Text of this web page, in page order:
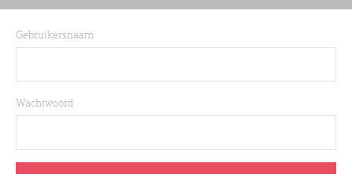
Gebruikersnaam
Wachtwoord